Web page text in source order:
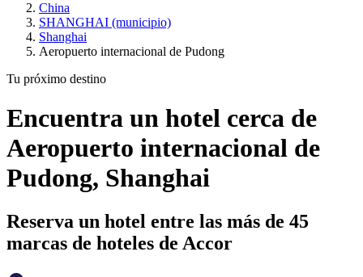
China
SHANGHAI (municipio)
Shanghai
Aeropuerto internacional de Pudong
Tu próximo destino
Encuentra un hotel cerca de
Aeropuerto internacional de
Pudong, Shanghai
Reserva un hotel entre las más de 45
marcas de hoteles de Accor